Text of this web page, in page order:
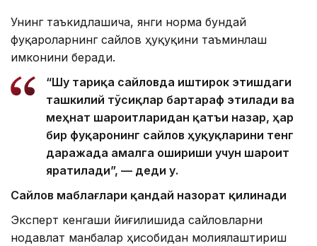
Унинг таъкидлашича, янги норма бундай
фуқароларнинг сайлов ҳуқуқини таъминлаш
имконини беради.
“Шу тариқа сайловда иштирок этишдаги
ташкилий тўсиқлар бартараф этилади ва
меҳнат шароитларидан қатъи назар, ҳар
бир фуқаронинг сайлов ҳуқуқларини тенг
даражада амалга ошириши учун шароит
яратилади”, — деди у.
Сайлов маблағлари қандай назорат қилинади
Эксперт кенгаши йиғилишида сайловларни
нодавлат манбалар ҳисобидан молиялаштириш